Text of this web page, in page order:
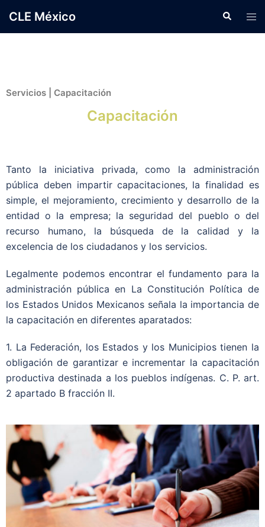
CLE México
Servicios | Capacitación
Capacitación
Tanto la iniciativa privada, como la administración
pública deben impartir capacitaciones, la finalidad es
simple, el mejoramiento, crecimiento y desarrollo de la
entidad o la empresa; la seguridad del pueblo o del
recurso humano, la búsqueda de la calidad y la
excelencia de los ciudadanos y los servicios.
Legalmente podemos encontrar el fundamento para la
administración pública en La Constitución Política de
los Estados Unidos Mexicanos señala la importancia de
la capacitación en diferentes aparatados:
1. La Federación, los Estados y los Municipios tienen la
obligación de garantizar e incrementar la capacitación
productiva destinada a los pueblos indígenas. C. P. art.
2 apartado B fracción II.